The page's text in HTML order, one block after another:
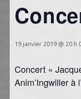
19 janvier 2019 @ 20 h
Concert «
Anim’Ingwiller à